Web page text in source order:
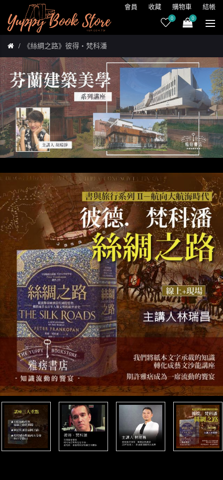
會員 收藏 購物車 結帳
0 0
《絲綢之路》彼得・梵科潘